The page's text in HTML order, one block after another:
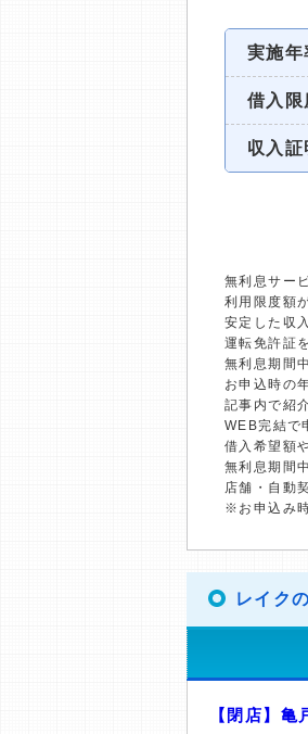
実施年
借入限
収入証
無利息サー
利用限度額
安定した収
運転免許証
無利息期間
お申込時の
記事内で紹
WEB完結で
借入希望額
無利息期間
店舗・自動
※お申込み
レイク
【閉店】